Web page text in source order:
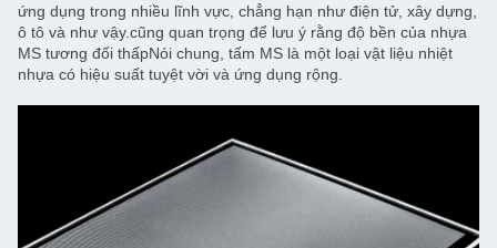
ứng dụng trong nhiều lĩnh vực, chẳng hạn như điện tử, xây dựng,
ô tô và như vậy.cũng quan trọng để lưu ý rằng độ bền của nhựa
MS tương đối thấpNói chung, tấm MS là một loại vật liệu nhiệt
nhựa có hiệu suất tuyệt vời và ứng dụng rộng.